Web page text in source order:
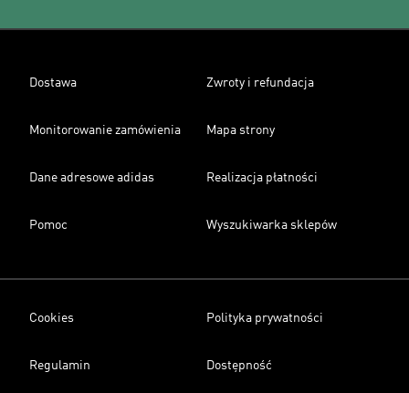
Dostawa Zwroty i refundacja
Monitorowanie zamówienia Mapa strony
Dane adresowe adidas Realizacja płatności
Pomoc Wyszukiwarka sklepów
Cookies Polityka prywatności
Regulamin Dostępność